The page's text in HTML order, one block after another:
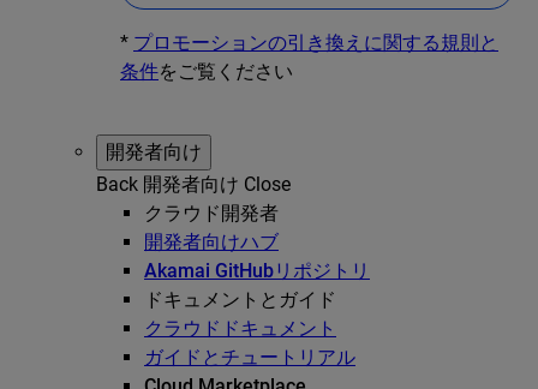
* プロモーションの引き換えに関する規則と
条件をご覧ください
開発者向け
Back 開発者向け Close
クラウド開発者
開発者向けハブ
Akamai GitHubリポジトリ
ドキュメントとガイド
クラウドドキュメント
ガイドとチュートリアル